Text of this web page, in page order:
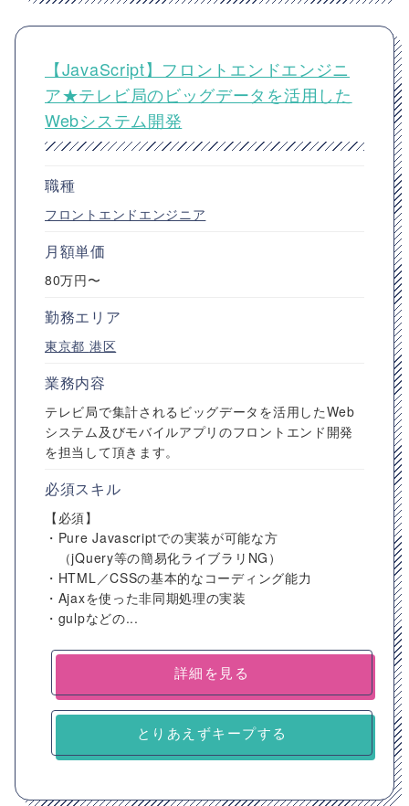
【JavaScript】フロントエンドエンジニ
ア★テレビ局のビッグデータを活用した
Webシステム開発
職種
フロントエンドエンジニア
月額単価
80万円〜
勤務エリア
東京都 港区
業務内容
テレビ局で集計されるビッグデータを活用したWeb
システム及びモバイルアプリのフロントエンド開発
を担当して頂きます。
必須スキル
【必須】
・Pure Javascriptでの実装が可能な方
（jQuery等の簡易化ライブラリNG）
・HTML／CSSの基本的なコーディング能力
・Ajaxを使った非同期処理の実装
・gulpなどの...
詳細を見る
とりあえずキープする